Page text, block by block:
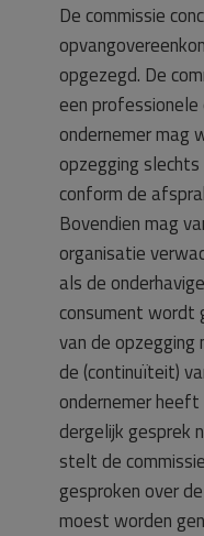
De commissie
opgezegd. De
een
ondernemer mag
opzegging
conform de
Bovendien mag
organisatie
als de
consument wordt
van de opzegging
de (continuïteit)
ondernemer
dergelijk gesprek
stelt de
gesproken over
moest worden